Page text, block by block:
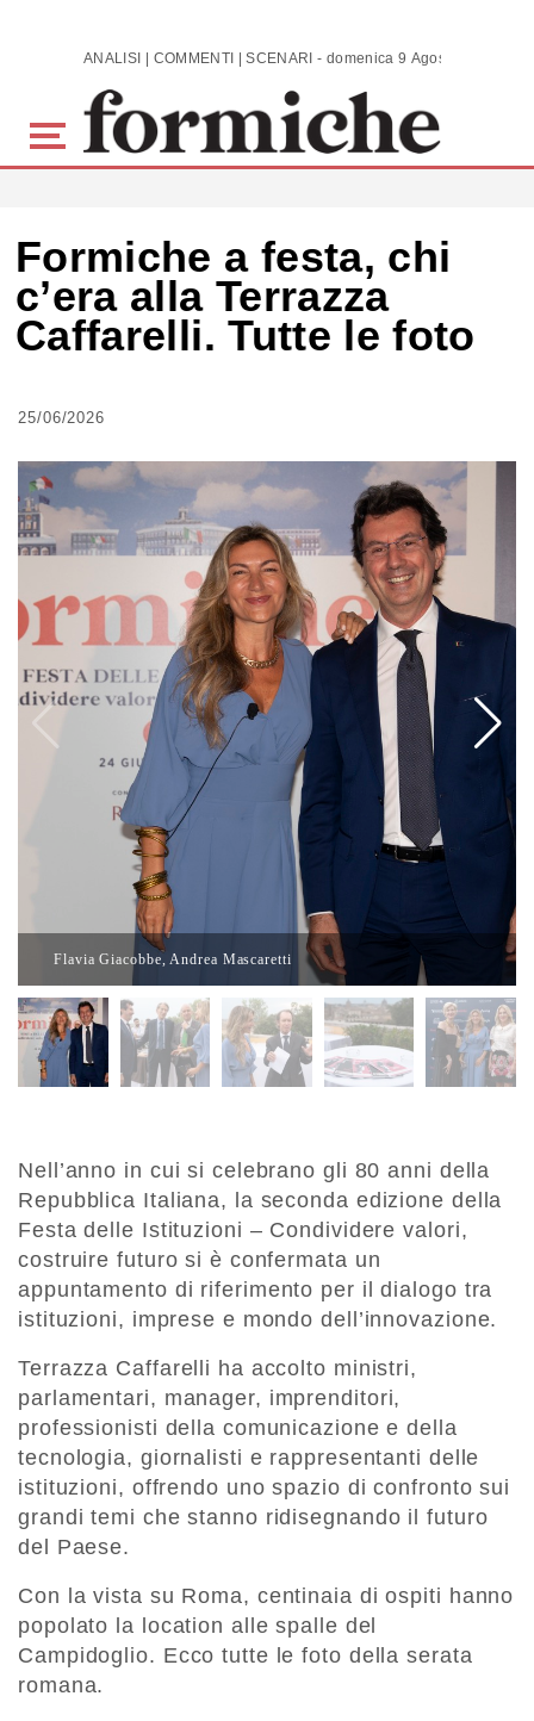
Skip to main content ANALISI | COMMENTI | SCENARI - domenica 9 Agosto 2026
Formiche a festa, chi
c’era alla Terrazza
Caffarelli. Tutte le foto
25/06/2026
Flavia Giacobbe, Andrea Mascaretti
Nell’anno in cui si celebrano gli 80 anni della
Repubblica Italiana, la seconda edizione della
Festa delle Istituzioni – Condividere valori,
costruire futuro si è confermata un
appuntamento di riferimento per il dialogo tra
istituzioni, imprese e mondo dell’innovazione.
Terrazza Caffarelli ha accolto ministri,
parlamentari, manager, imprenditori,
professionisti della comunicazione e della
tecnologia, giornalisti e rappresentanti delle
istituzioni, offrendo uno spazio di confronto sui
grandi temi che stanno ridisegnando il futuro
del Paese.
Con la vista su Roma, centinaia di ospiti hanno
popolato la location alle spalle del
Campidoglio. Ecco tutte le foto della serata
romana.